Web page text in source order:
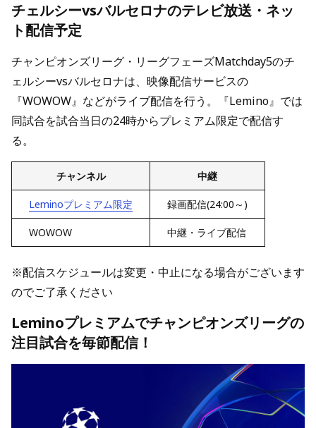
チェルシーvsバルセロナのテレビ放送・ネッ
ト配信予定
チャンピオンズリーグ・リーグフェーズMatchday5のチ
ェルシーvsバルセロナは、映像配信サービスの
『WOWOW』などがライブ配信を行う。『Lemino』では
同試合を試合当日の24時からプレミアム限定で配信す
る。
チャンネル 中継
Leminoプレミアム限定 録画配信(24:00～)
WOWOW 中継・ライブ配信
※配信スケジュールは変更・中止になる場合がございます
のでご了承ください
Leminoプレミアムでチャンピオンズリーグの
注目試合を毎節配信！